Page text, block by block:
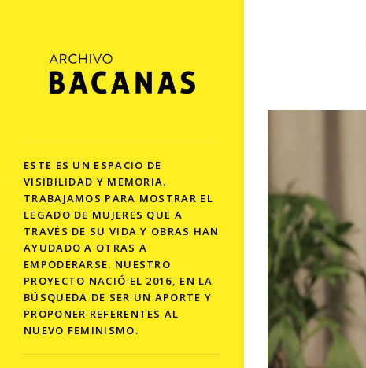
ESTE ES UN ESPACIO DE
VISIBILIDAD Y MEMORIA.
TRABAJAMOS PARA MOSTRAR EL
LEGADO DE MUJERES QUE A
TRAVÉS DE SU VIDA Y OBRAS HAN
AYUDADO A OTRAS A
EMPODERARSE. NUESTRO
PROYECTO NACIÓ EL 2016, EN LA
BÚSQUEDA DE SER UN APORTE Y
PROPONER REFERENTES AL
NUEVO FEMINISMO.